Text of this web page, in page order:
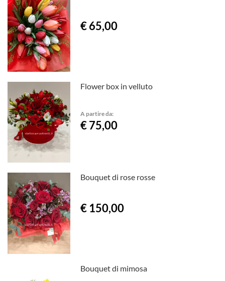
€ 65,00
Flower box in velluto
A partire da:
€ 75,00
Bouquet di rose rosse
€ 150,00
Bouquet di mimosa